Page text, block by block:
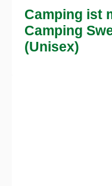
Camping ist
Camping
(Unisex)